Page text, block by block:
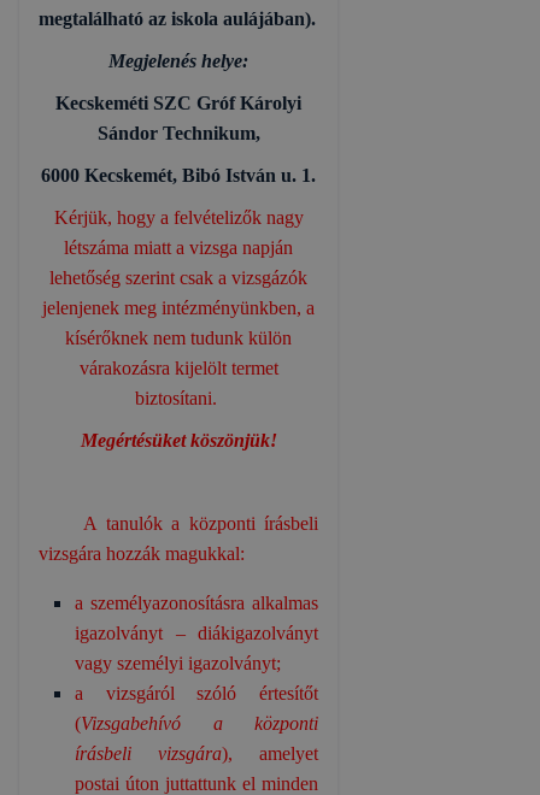
megtalálható az iskola aulájában).
Megjelenés helye:
Kecskeméti SZC Gróf Károlyi
Sándor Technikum,
6000 Kecskemét, Bibó István u. 1.
Kérjük, hogy a felvételizők nagy
létszáma miatt a vizsga napján
lehetőség szerint csak a vizsgázók
jelenjenek meg intézményünkben, a
kísérőknek nem tudunk külön
várakozásra kijelölt termet
biztosítani.
Megértésüket köszönjük!
A tanulók a központi írásbeli
vizsgára hozzák magukkal:
a személyazonosításra alkalmas
igazolványt – diákigazolványt
vagy személyi igazolványt;
a vizsgáról szóló értesítőt
(Vizsgabehívó a központi
írásbeli vizsgára), amelyet
postai úton juttattunk el minden